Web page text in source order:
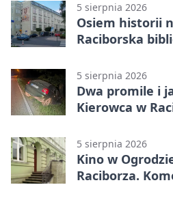
5 sierpnia 2026
Osiem historii
Raciborska
5 sierpnia 2026
Dwa promile i
Kierowca w
5 sierpnia 2026
Kino w
Raciborza.